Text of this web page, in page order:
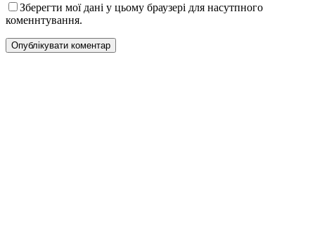
Зберегти мої дані у цьому браузері для насутпного
коменнтування.